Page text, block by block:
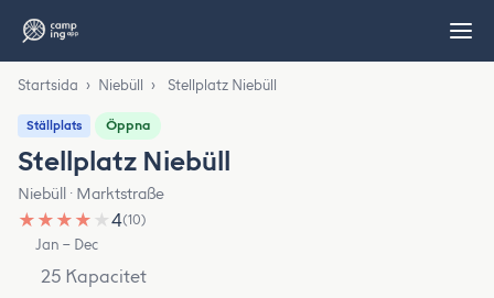
Startsida › Niebüll › Stellplatz Niebüll
Ställplats Öppna
Stellplatz Niebüll
Niebüll · Marktstraße
★ ★ ★ ★ ★4(10)
Jan – Dec
25 Kapacitet